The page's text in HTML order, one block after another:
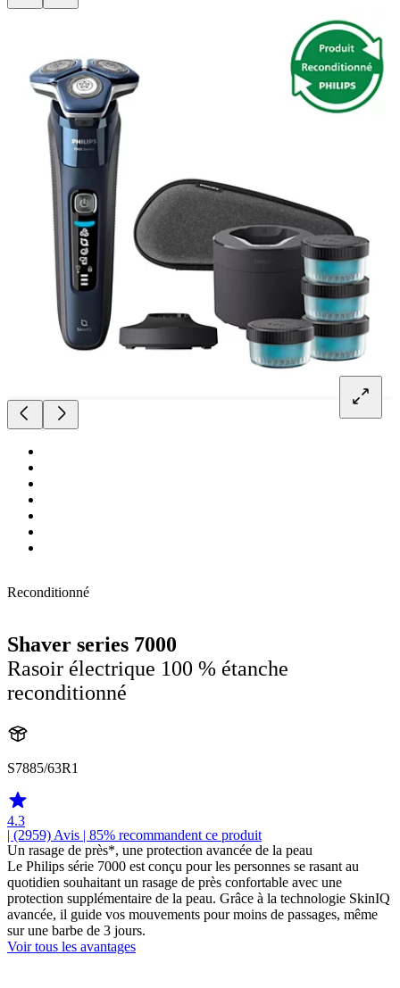
Reconditionné
Shaver series 7000
Rasoir électrique 100 % étanche
reconditionné
S7885/63R1
4.3
| (2959) Avis | 85% recommandent ce produit
Un rasage de près*, une protection avancée de la peau
Le Philips série 7000 est conçu pour les personnes se rasant au
quotidien souhaitant un rasage de près confortable avec une
protection supplémentaire de la peau. Grâce à la technologie SkinIQ
avancée, il guide vos mouvements pour moins de passages, même
sur une barbe de 3 jours.
Voir tous les avantages